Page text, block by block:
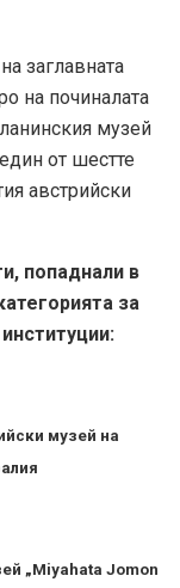
заглавната
на починалата
музей
от шестте
австрийски
попаднали в
за
музей на
„Miyahata Jomon